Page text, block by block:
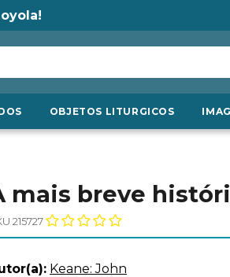
OBJETOS LITURGICOS
mais breve
215727
Keane: John